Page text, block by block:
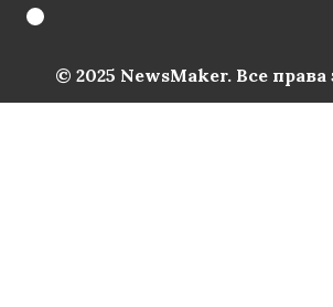
© 2025 NewsMaker. Все